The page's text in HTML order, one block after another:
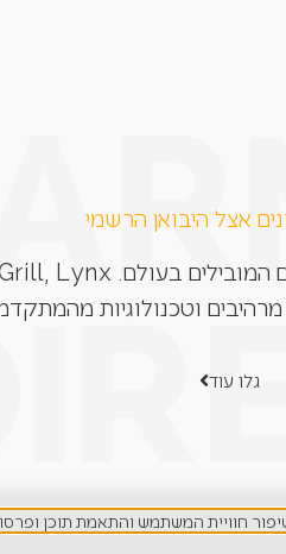
אצל היבואן הרשמי
וטכנולוגיות
גלו עוד